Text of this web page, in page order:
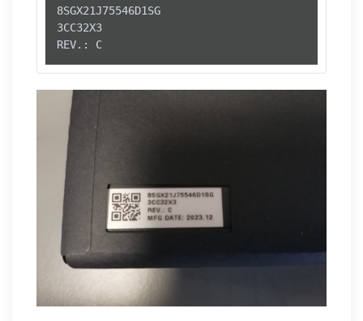
8SGX21J75546D1SG
3CC32X3
REV.: C